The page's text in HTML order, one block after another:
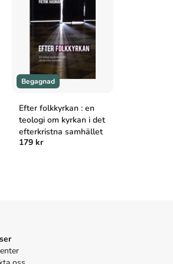
Begagnad
Efter folkkyrkan : en
teologi om kyrkan i det
efterkristna samhället
179 kr